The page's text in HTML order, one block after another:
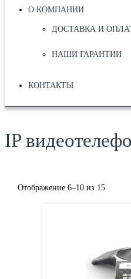
О КОМПАНИИ
ДОСТАВКА И
НАШИ ГАРАНТИИ
КОНТАКТЫ
IP
Отображение 6–10 из 15